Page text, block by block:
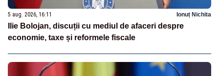
5 aug. 2026, 16:11 Ionuț Nichita
Ilie Bolojan, discuții cu mediul de afaceri despre
economie, taxe și reformele fiscale